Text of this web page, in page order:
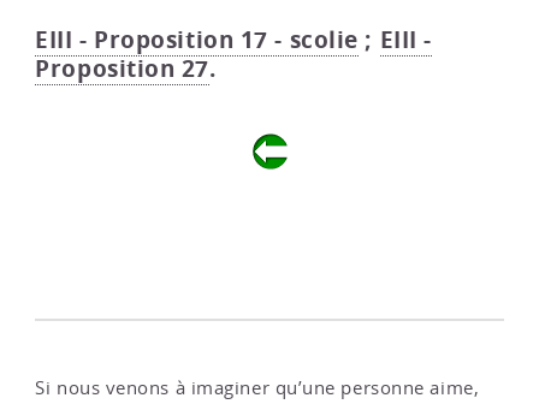
EIII - Proposition 17 - scolie ; EIII -
Proposition 27.
Si nous venons à imaginer qu’une personne aime,